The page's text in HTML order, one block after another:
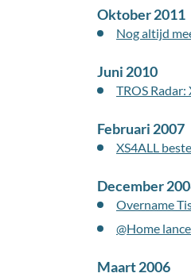
Oktober 2011
Nog altijd
Juni 2010
TROS
Februari 2007
XS4ALL
December
Overname
@Home
Maart 2006